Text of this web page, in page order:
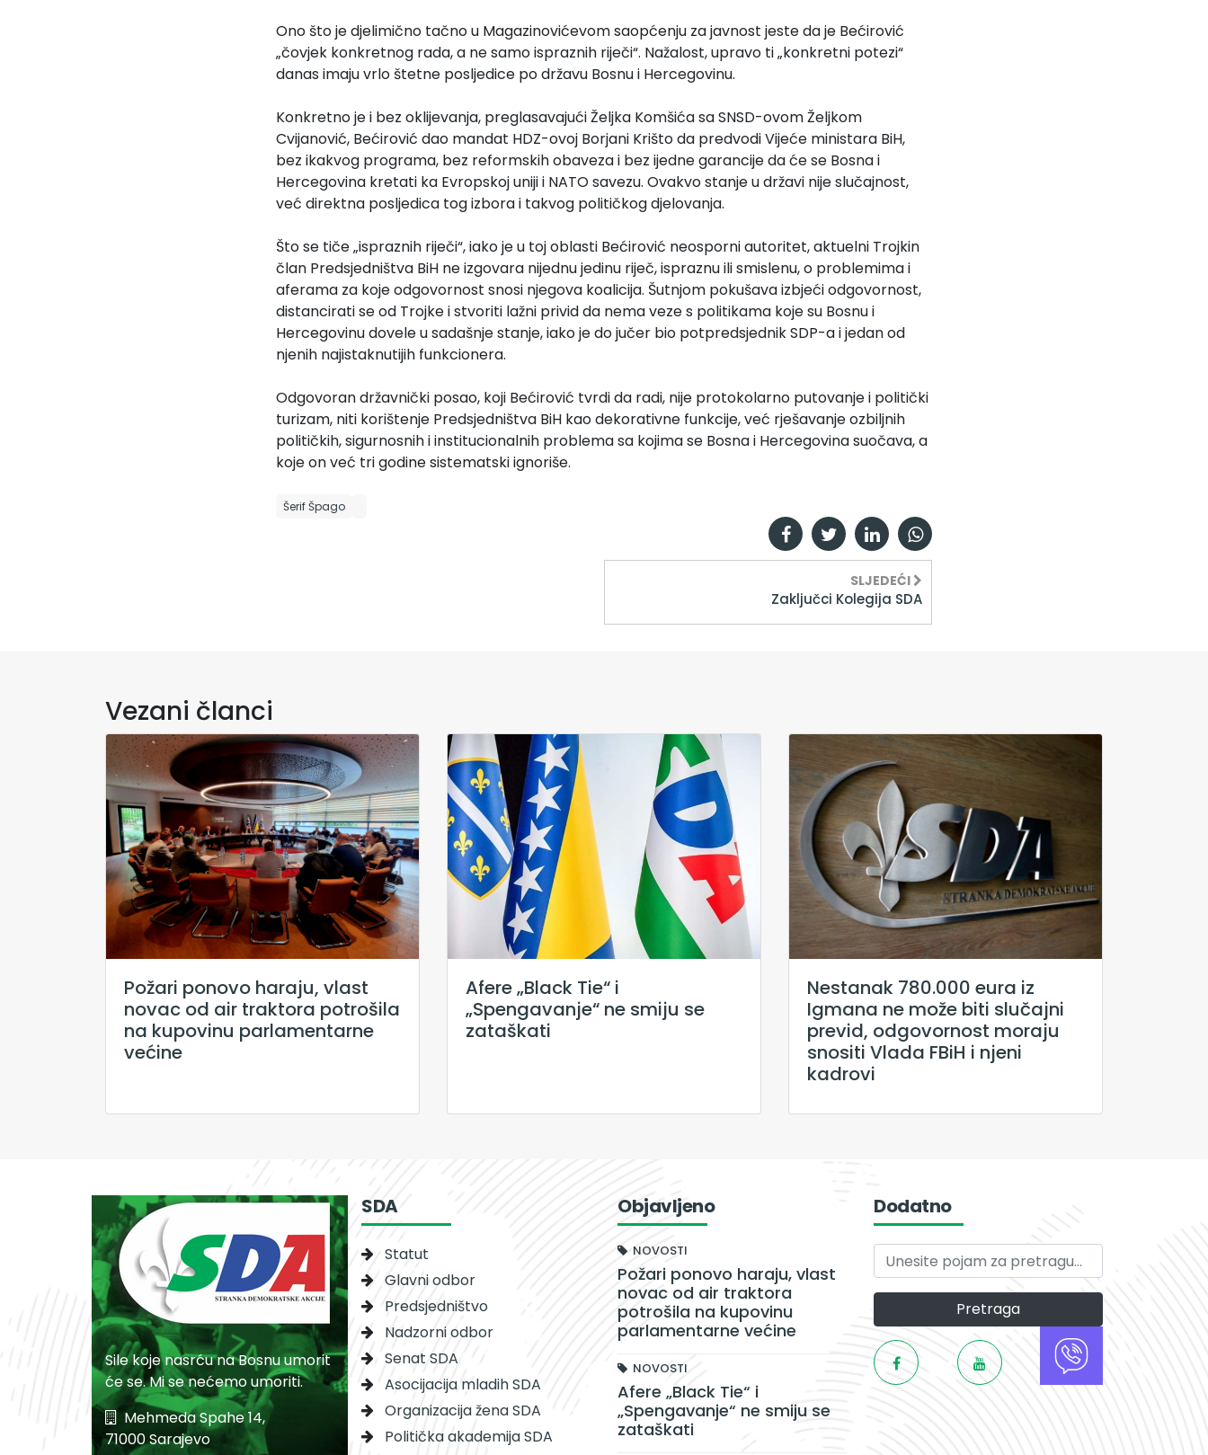
Ono što je djelimično tačno u Magazinovićevom saopćenju za javnost jeste da je Bećirović
„čovjek konkretnog rada, a ne samo ispraznih riječi“. Nažalost, upravo ti „konkretni potezi“
danas imaju vrlo štetne posljedice po državu Bosnu i Hercegovinu.
Konkretno je i bez oklijevanja, preglasavajući Željka Komšića sa SNSD-ovom Željkom
Cvijanović, Bećirović dao mandat HDZ-ovoj Borjani Krišto da predvodi Vijeće ministara BiH,
bez ikakvog programa, bez reformskih obaveza i bez ijedne garancije da će se Bosna i
Hercegovina kretati ka Evropskoj uniji i NATO savezu. Ovakvo stanje u državi nije slučajnost,
već direktna posljedica tog izbora i takvog političkog djelovanja.
Što se tiče „ispraznih riječi“, iako je u toj oblasti Bećirović neosporni autoritet, aktuelni Trojkin
član Predsjedništva BiH ne izgovara nijednu jedinu riječ, ispraznu ili smislenu, o problemima i
aferama za koje odgovornost snosi njegova koalicija. Šutnjom pokušava izbjeći odgovornost,
distancirati se od Trojke i stvoriti lažni privid da nema veze s politikama koje su Bosnu i
Hercegovinu dovele u sadašnje stanje, iako je do jučer bio potpredsjednik SDP-a i jedan od
njenih najistaknutijih funkcionera.
Odgovoran državnički posao, koji Bećirović tvrdi da radi, nije protokolarno putovanje i politički
turizam, niti korištenje Predsjedništva BiH kao dekorativne funkcije, već rješavanje ozbiljnih
političkih, sigurnosnih i institucionalnih problema sa kojima se Bosna i Hercegovina suočava, a
koje on već tri godine sistematski ignoriše.
Šerif Špago
SLJEDEĆI
Zaključci Kolegija SDA
Vezani članci
Požari ponovo haraju, vlast
novac od air traktora potrošila
na kupovinu parlamentarne
većine
Afere „Black Tie“ i
„Spengavanje“ ne smiju se
zataškati
Nestanak 780.000 eura iz
Igmana ne može biti slučajni
previd, odgovornost moraju
snositi Vlada FBiH i njeni
kadrovi
Sile koje nasrću na Bosnu umorit
će se. Mi se nećemo umoriti.
Mehmeda Spahe 14,
71000 Sarajevo
SDA
Statut
Glavni odbor
Predsjedništvo
Nadzorni odbor
Senat SDA
Asocijacija mladih SDA
Organizacija žena SDA
Politička akademija SDA
Objavljeno
NOVOSTI
Požari ponovo haraju, vlast
novac od air traktora
potrošila na kupovinu
parlamentarne većine
NOVOSTI
Afere „Black Tie“ i
„Spengavanje“ ne smiju se
zataškati
Dodatno
Pretraga